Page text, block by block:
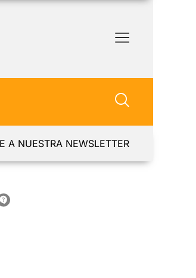
A NUESTRA NEWSLETTER